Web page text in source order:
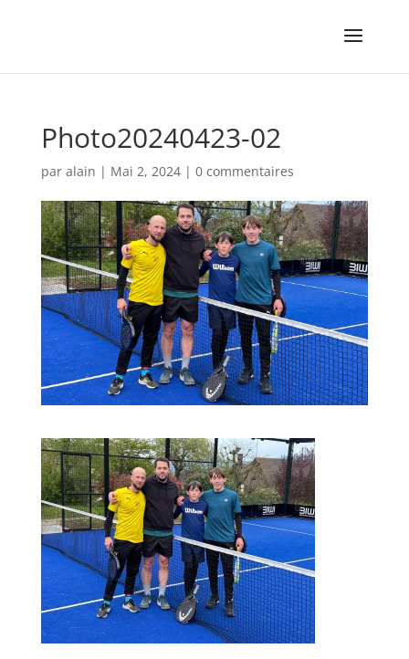
Photo20240423-02
par alain | Mai 2, 2024| 0 commentaires